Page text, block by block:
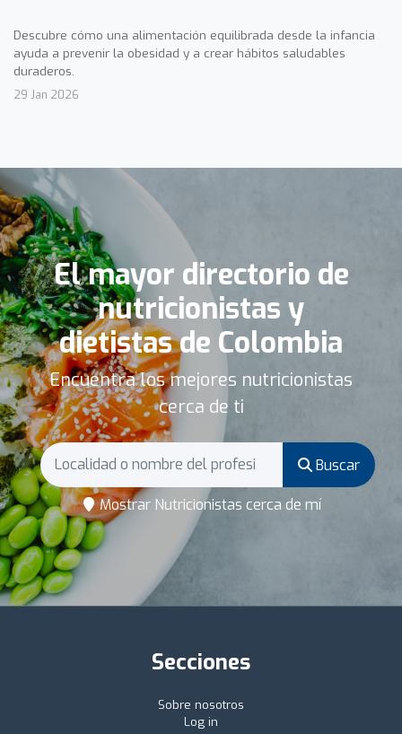
Descubre cómo una alimentación equilibrada desde la infancia
ayuda a prevenir la obesidad y a crear hábitos saludables
duraderos.
29 Jan 2026
El mayor directorio de
nutricionistas y
dietistas de Colombia
Encuentra los mejores nutricionistas
cerca de ti
Buscar
Mostrar Nutricionistas cerca de mí
Secciones
Sobre nosotros
Log in